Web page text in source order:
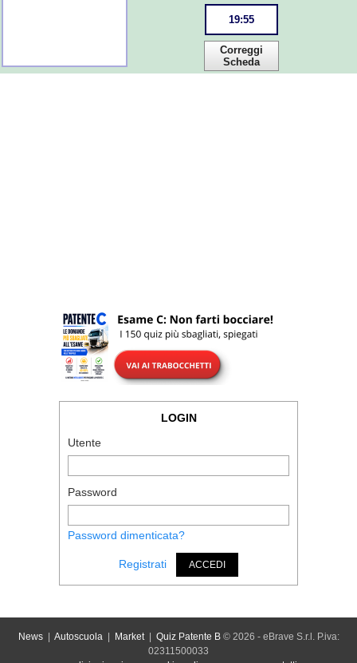
19:55
Correggi
Scheda
LOGIN
Utente
Password
Password dimenticata?
Registrati ACCEDI
News| Autoscuola| Market| Quiz Patente B© 2026 - eBrave S.r.l. P.iva:
02311500033